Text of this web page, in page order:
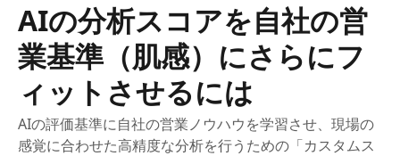
AIの分析スコアを自社の営
業基準（肌感）にさらにフ
ィットさせるには
AIの評価基準に自社の営業ノウハウを学習させ、現場の
感覚に合わせた高精度な分析を行うための「カスタムス